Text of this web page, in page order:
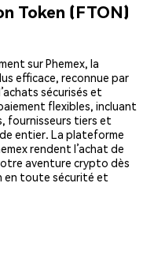
Token (FTON)
sur Phemex, la
efficace, reconnue par
sécurisés et
flexibles, incluant
fournisseurs tiers et
entier. La plateforme
rendent l’achat de
aventure crypto dès
en toute sécurité et